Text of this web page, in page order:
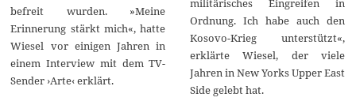
befreit wurden. »Meine
Erinnerung stärkt mich«, hatte
Wiesel vor einigen Jahren in
einem Interview mit dem TV-
Sender ›Arte‹ erklärt.
Ordnung. Ich habe auch den
Kosovo-Krieg unterstützt«,
erklärte Wiesel, der viele
Jahren in New Yorks Upper East
Side gelebt hat.